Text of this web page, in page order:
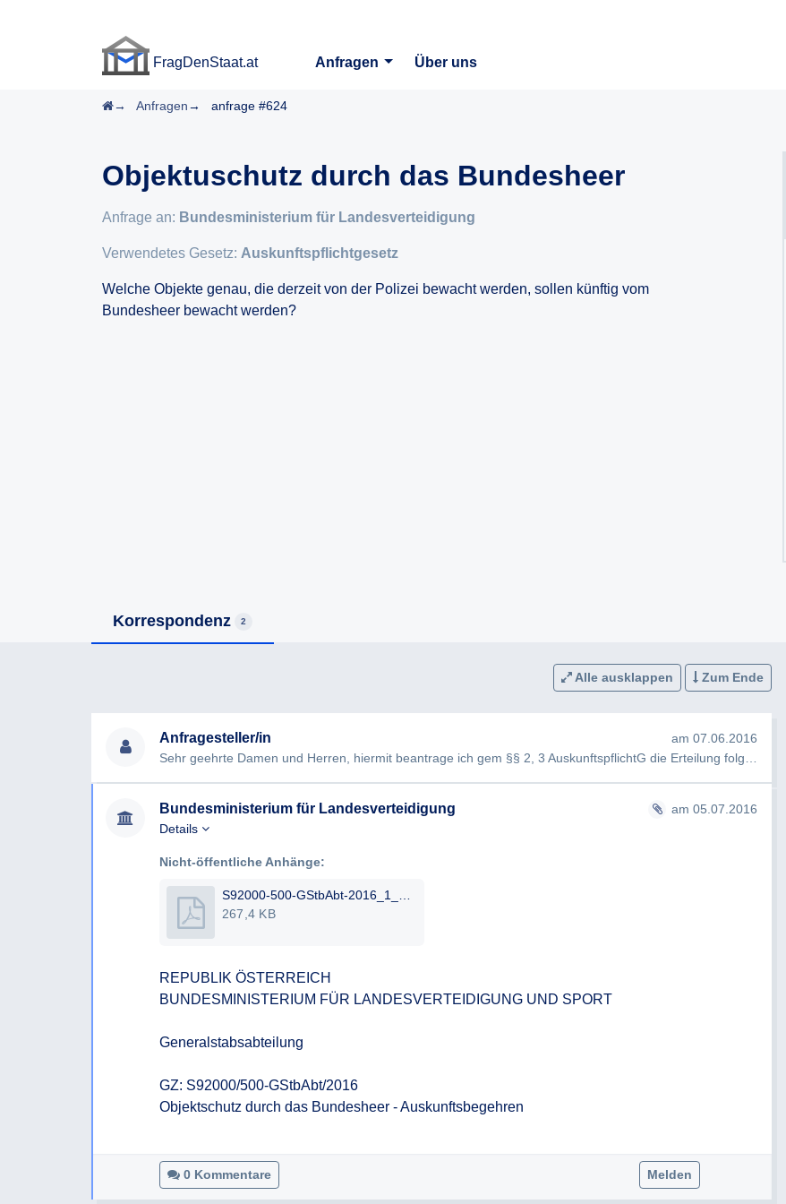
FragDenStaat.at
Anfragen
Über uns
Startseite
Anfragen anfrage #624
Objektuschutz durch das Bundesheer
Anfrage an: Bundesministerium für Landesverteidigung
Verwendetes Gesetz: Auskunftspflichtgesetz
Welche Objekte genau, die derzeit von der Polizei bewacht werden, sollen künftig vom
Bundesheer bewacht werden?
Korrespondenz 2
Alle ausklappen Zum Ende
Anfragesteller/in
am 07.06.2016
Bundesministerium für Landesverteidigung
am 05.07.2016
Details
Nicht-öffentliche Anhänge:
267,4 KB
REPUBLIK ÖSTERREICH
BUNDESMINISTERIUM FÜR LANDESVERTEIDIGUNG UND SPORT
Generalstabsabteilung
GZ: S92000/500-GStbAbt/2016
Objektschutz durch das Bundesheer - Auskunftsbegehren
0 Kommentare Melden